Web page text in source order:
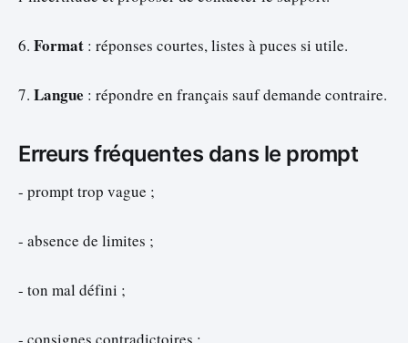
6. Format : réponses courtes, listes à puces si utile.
7. Langue : répondre en français sauf demande contraire.
Erreurs fréquentes dans le prompt
- prompt trop vague ;
- absence de limites ;
- ton mal défini ;